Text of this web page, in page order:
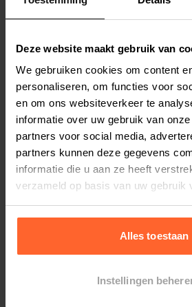
Deze website maakt gebruik van
We gebruiken cookies om content
personaliseren, om functies voor
en om ons websiteverkeer te
informatie over uw gebruik van
partners voor social media,
partners kunnen deze gegevens
informatie die u aan ze heeft
verzameld op basis van uw gebruik
Alles toestaan
Instellingen
Stel uw bestelherinnering in:(2
2 weken
4 weken
Elke
8 weken
Elke
10 weken